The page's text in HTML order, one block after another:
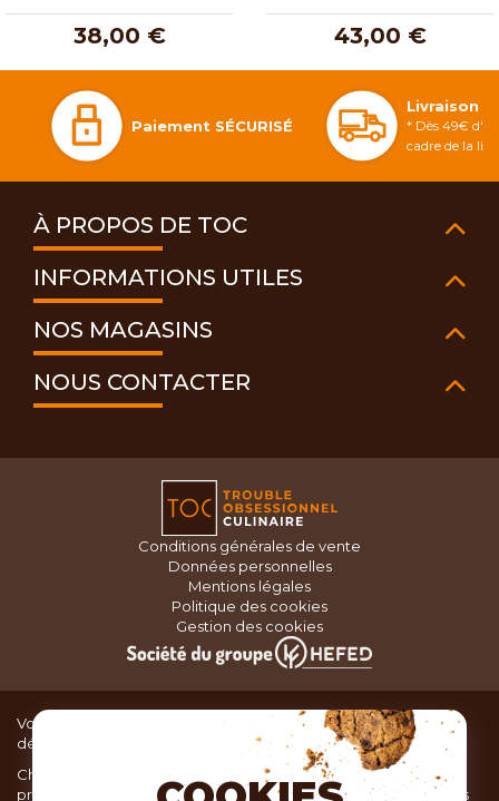
38,00 € 43,00 €
Paiement SÉCURISÉ
Livraison
* Dès 49€
cadre de la
À PROPOS DE TOC
INFORMATIONS UTILES
NOS MAGASINS
NOUS CONTACTER
Conditions générales de vente
Données personnelles
Mentions légales
Politique des cookies
Gestion des cookies
Vous recherchez du matériel de cuisine pour concocter de
délicieux plats ou des pâtisseries dignes d’un grand chef ?
Chez TOC, boutique d’ustensiles de cuisine, nous vous
proposons une large sélection de produits issus des meilleures